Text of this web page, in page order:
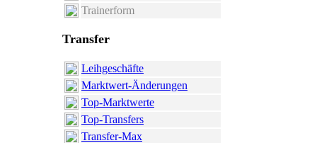
Trainerform
Transfer
Leihgeschäfte
Marktwert-Änderungen
Top-Marktwerte
Top-Transfers
Transfer-Max